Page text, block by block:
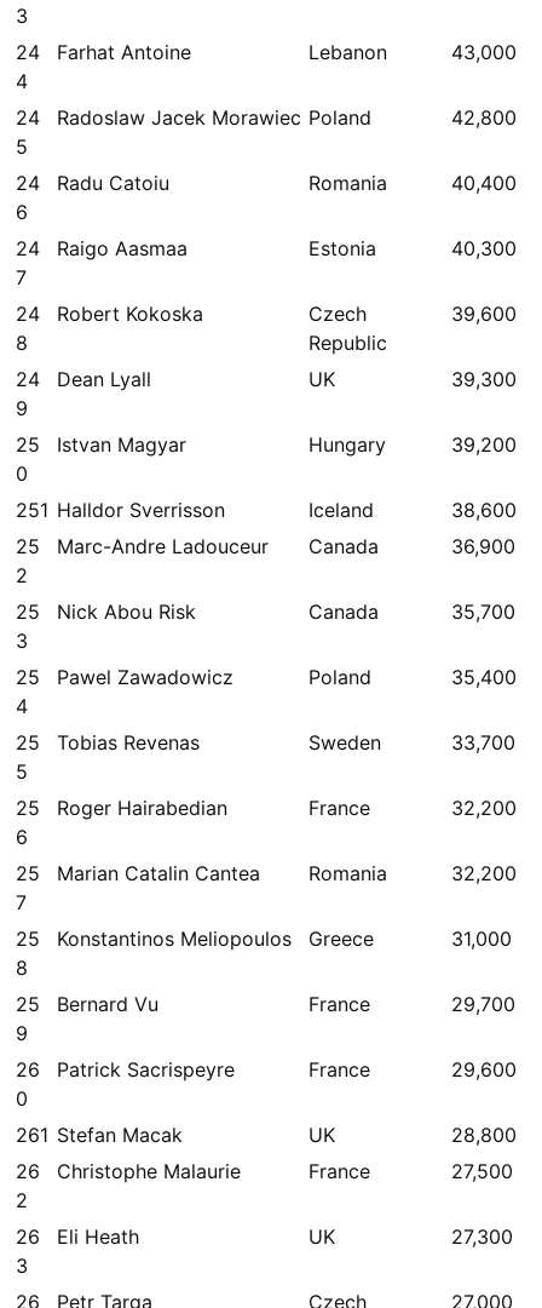
3
24
4
Farhat Antoine Lebanon 43,000
24
5
Radoslaw Jacek Morawiec Poland 42,800
24
6
Radu Catoiu Romania 40,400
24
7
Raigo Aasmaa Estonia 40,300
24
8
Robert Kokoska
Czech
Republic
39,600
24
9
Dean Lyall UK 39,300
25
0
Istvan Magyar Hungary 39,200
251 Halldor Sverrisson Iceland
38,600
25
2
Marc-Andre Ladouceur Canada 36,900
25
3
Nick Abou Risk Canada 35,700
25
4
Pawel Zawadowicz Poland 35,400
25
5
Tobias Revenas Sweden 33,700
25
6
Roger Hairabedian France 32,200
25
7
Marian Catalin Cantea Romania 32,200
25
8
Konstantinos Meliopoulos Greece 31,000
25
9
Bernard Vu France 29,700
26
0
Patrick Sacrispeyre France 29,600
261 Stefan Macak UK
28,800
26
2
Christophe Malaurie France 27,500
26
3
Eli Heath UK 27,300
26 Petr Targa Czech 27,000